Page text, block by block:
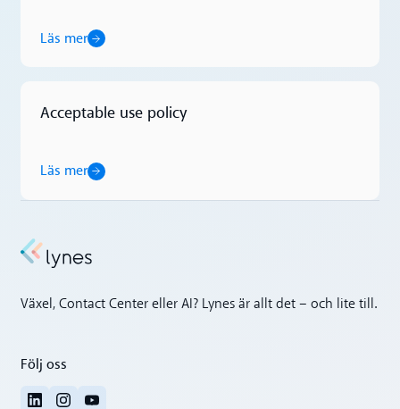
Läs mer
Acceptable use policy
Läs mer
Läs mer
Växel, Contact Center eller AI? Lynes är allt det – och lite till.
Följ oss